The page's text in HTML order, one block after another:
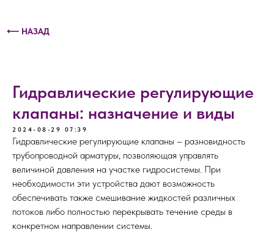
⟵ НАЗАД
Гидравлические регулирующие
клапаны: назначение и виды
2024-08-29 07:39
Гидравлические регулирующие клапаны – разновидность
трубопроводной арматуры, позволяющая управлять
величиной давления на участке гидросистемы. При
необходимости эти устройства дают возможность
обеспечивать также смешивание жидкостей различных
потоков либо полностью перекрывать течение среды в
конкретном направлении системы.